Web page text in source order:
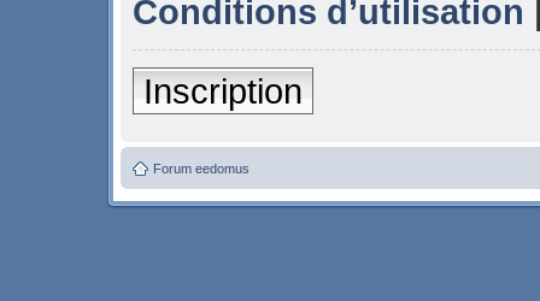
Conditions d’utilisation
Inscription
Forum eedomus